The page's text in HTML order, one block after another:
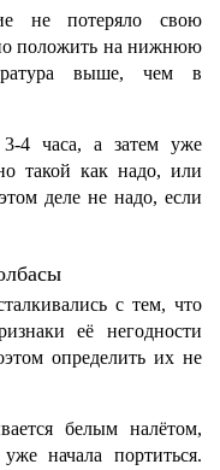
не потеряло свою
положить на нижнюю
выше, чем в
4 часа, а затем уже
такой как надо, или
деле не надо, если
с тем, что
её негодности
определить их не
белым налётом,
начала портиться.